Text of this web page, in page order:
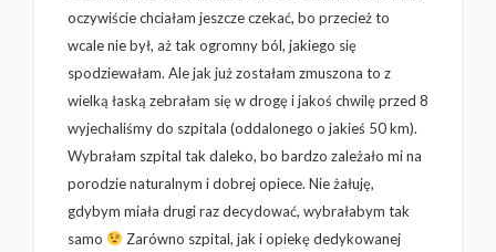
oczywiście chciałam jeszcze czekać, bo przecież to
wcale nie był, aż tak ogromny ból, jakiego się
spodziewałam. Ale jak już zostałam zmuszona to z
wielką łaską zebrałam się w drogę i jakoś chwilę przed 8
wyjechaliśmy do szpitala (oddalonego o jakieś 50 km).
Wybrałam szpital tak daleko, bo bardzo zależało mi na
porodzie naturalnym i dobrej opiece. Nie żałuję,
gdybym miała drugi raz decydować, wybrałabym tak
samo
Zarówno szpital, jak i opiekę dedykowanej